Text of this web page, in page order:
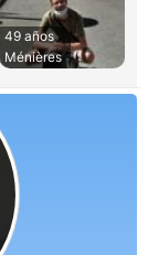
49 años
Ménières